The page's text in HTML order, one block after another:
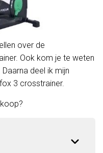
over de
Ook kom je te weten
deel ik mijn
3 crosstrainer.